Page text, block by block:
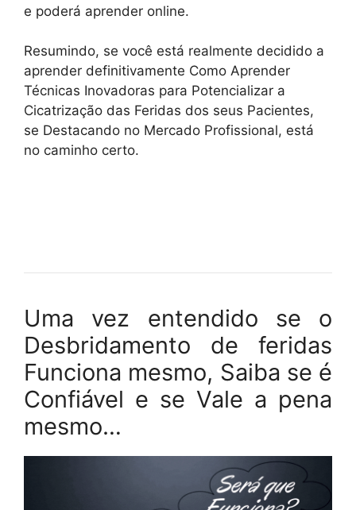
e poderá aprender online.
Resumindo, se você está realmente decidido a
aprender definitivamente Como Aprender
Técnicas Inovadoras para Potencializar a
Cicatrização das Feridas dos seus Pacientes,
se Destacando no Mercado Profissional, está
no caminho certo.
Uma vez entendido se o
Desbridamento de feridas
Funciona mesmo, Saiba se é
Confiável e se Vale a pena
mesmo…